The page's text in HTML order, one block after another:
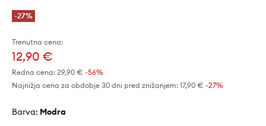
-27%
Trenutna cena:
12,90 €
Redna cena: 29,90 € -56%
Najnižja cena za obdobje 30 dni pred znižanjem: 17,90 € -27%
Barva: modra